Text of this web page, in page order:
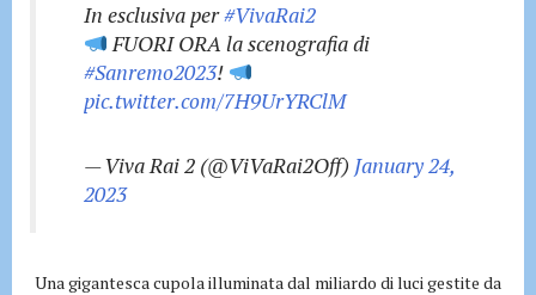
In esclusiva per#VivaRai2
FUORI ORA la scenografia di
#Sanremo2023!
pic.twitter.com/7H9UrYRClM
— Viva Rai 2 (@ViVaRai2Off) January 24,
2023
Una gigantesca cupola illuminata dal miliardo di luci gestite da